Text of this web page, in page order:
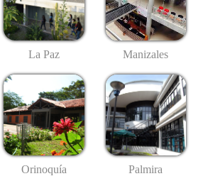
La Paz Manizales
Orinoquía Palmira